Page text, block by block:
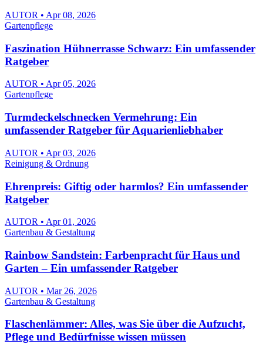
AUTOR • Apr 08, 2026
Gartenpflege
Faszination Hühnerrasse Schwarz: Ein umfassender
Ratgeber
AUTOR • Apr 05, 2026
Gartenpflege
Turmdeckelschnecken Vermehrung: Ein
umfassender Ratgeber für Aquarienliebhaber
AUTOR • Apr 03, 2026
Reinigung & Ordnung
Ehrenpreis: Giftig oder harmlos? Ein umfassender
Ratgeber
AUTOR • Apr 01, 2026
Gartenbau & Gestaltung
Rainbow Sandstein: Farbenpracht für Haus und
Garten – Ein umfassender Ratgeber
AUTOR • Mar 26, 2026
Gartenbau & Gestaltung
Flaschenlämmer: Alles, was Sie über die Aufzucht,
Pflege und Bedürfnisse wissen müssen